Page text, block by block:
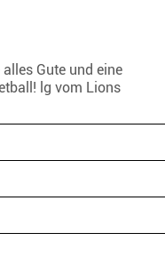
Gute und eine
lg vom Lions